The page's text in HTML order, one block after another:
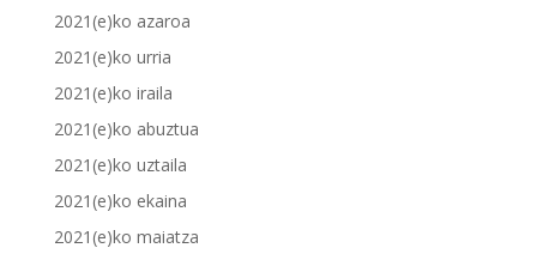
2021(e)ko azaroa
2021(e)ko urria
2021(e)ko iraila
2021(e)ko abuztua
2021(e)ko uztaila
2021(e)ko ekaina
2021(e)ko maiatza